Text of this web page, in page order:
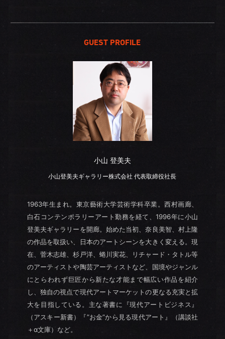
GUEST PROFILE
小山 登美夫
小山登美夫ギャラリー株式会社 代表取締役社長
1963年生まれ。東京藝術大学芸術学科卒業。西村画廊、
白石コンテンポラリーアート勤務を経て、1996年に小山
登美夫ギャラリーを開廊。始めた当初、奈良美智、村上隆
の作品を取扱い、日本のアートシーンを大きく変える。現
在、菅木志雄、杉戸洋、蜷川実花、リチャード・タトル等
のアーティストや陶芸アーティストなど、国境やジャンル
にとらわれず巨匠から新たな才能まで幅広い作品を紹介
し、独自の視点で現代アートマーケットの更なる充実と拡
大を目指している。主な著書に『現代アートビジネス』
（アスキー新書）『”お金”から見る現代アート』（講談社
＋α文庫）など。